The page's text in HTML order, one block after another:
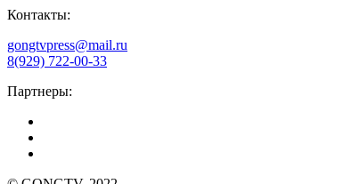
Контакты:
gongtvpress@mail.ru
8(929) 722-00-33
Партнеры: